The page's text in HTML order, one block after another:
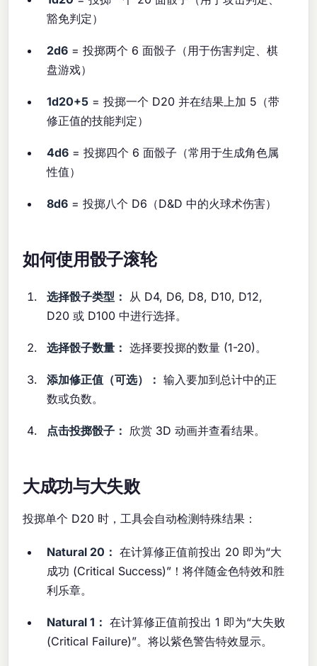
豁免判定）
2d6 = 投掷两个 6 面骰子（用于伤害判定、棋
盘游戏）
1d20+5 = 投掷一个 D20 并在结果上加 5（带
修正值的技能判定）
4d6 = 投掷四个 6 面骰子（常用于生成角色属
性值）
8d6 = 投掷八个 D6（D&D 中的火球术伤害）
如何使用骰子滚轮
选择骰子类型：
从 D4, D6, D8, D10, D12,
D20 或 D100 中进行选择。
选择骰子数量： 选择要投掷的数量 (1-20)。
添加修正值（可选）： 输入要加到总计中的正
数或负数。
点击投掷骰子： 欣赏 3D 动画并查看结果。
大成功与大失败
投掷单个 D20 时，工具会自动检测特殊结果：
Natural 20： 在计算修正值前投出 20 即为“大
成功 (Critical Success)”！将伴随金色特效和胜
利乐章。
Natural 1： 在计算修正值前投出 1 即为“大失败
(Critical Failure)”。将以紫色警告特效显示。